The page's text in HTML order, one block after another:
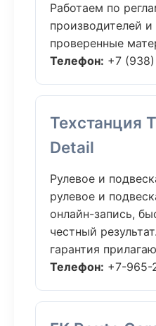
Работаем по
производителей
проверенные
Телефон: +7
Техстанция
Detail
Рулевое и
рулевое и
онлайн-запись,
честный
гарантия
Телефон: +7-965-